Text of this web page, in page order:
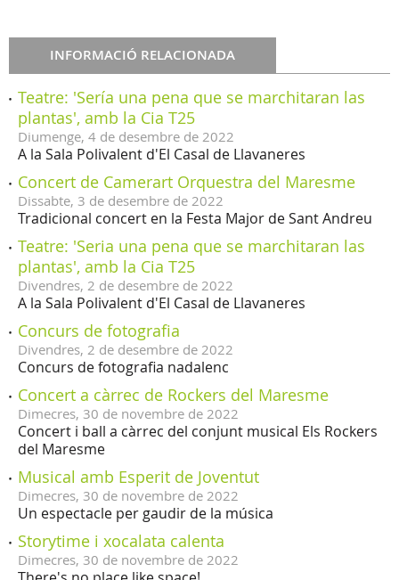
INFORMACIÓ RELACIONADA
Teatre: 'Sería una pena que se marchitaran las
plantas', amb la Cia T25
Diumenge, 4 de desembre de 2022
A la Sala Polivalent d'El Casal de Llavaneres
Concert de Camerart Orquestra del Maresme
Dissabte, 3 de desembre de 2022
Tradicional concert en la Festa Major de Sant Andreu
Teatre: 'Seria una pena que se marchitaran las
plantas', amb la Cia T25
Divendres, 2 de desembre de 2022
A la Sala Polivalent d'El Casal de Llavaneres
Concurs de fotografia
Divendres, 2 de desembre de 2022
Concurs de fotografia nadalenc
Concert a càrrec de Rockers del Maresme
Dimecres, 30 de novembre de 2022
Concert i ball a càrrec del conjunt musical Els Rockers
del Maresme
Musical amb Esperit de Joventut
Dimecres, 30 de novembre de 2022
Un espectacle per gaudir de la música
Storytime i xocalata calenta
Dimecres, 30 de novembre de 2022